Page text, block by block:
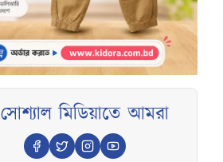
সোশ্যাল মিডিয়াতে আমরা